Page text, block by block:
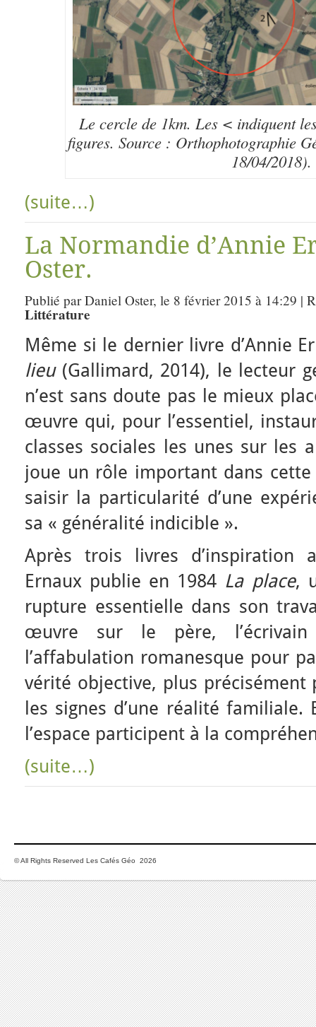
Le cercle de 1km. Les < indiquent
figures. Source : Orthophotographie
18/04/2018).
(suite…)
La Normandie d’Annie
Oster.
Publié par Daniel Oster, le 8 février 2015 à 14:29 |
Littérature
Même si le dernier livre d’Annie
lieu (Gallimard, 2014), le lecteur
n’est sans doute pas le mieux
œuvre qui, pour l’essentiel,
classes sociales les unes sur les
joue un rôle important dans
saisir la particularité d’une
sa « généralité indicible ».
Après trois livres d’inspiration
Ernaux publie en 1984 La place,
rupture essentielle dans son
œuvre sur le père,
l’affabulation romanesque pour
vérité objective, plus précisément
les signes d’une réalité
l’espace participent à la
(suite…)
© All Rights Reserved Les Cafés Géo 2026